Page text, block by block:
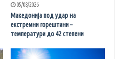
05/08/2026
Македонија под удар на
екстремни горештини –
температури до 42 степени